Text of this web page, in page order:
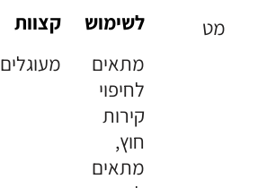
מט
לשימוש
מתאים
לחיפוי
קירות
חוץ,
מתאים
קצוות
מעוגלים